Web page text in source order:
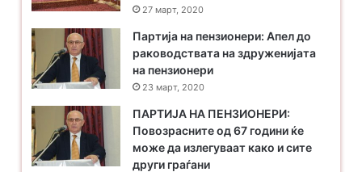
27 март, 2020
Партија на пензионери: Апел до
раководствата на здруженијата
на пензионери
23 март, 2020
ПАРТИЈА НА ПЕНЗИОНЕРИ:
Повозрасните од 67 години ќе
може да излегуваат како и сите
други граѓани